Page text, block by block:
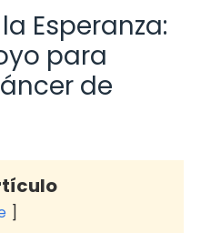
Esperanza:
para
de